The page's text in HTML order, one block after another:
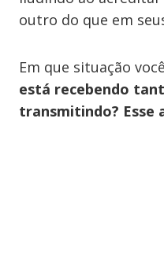
outro do que em
Em que situação
está recebendo
transmitindo? Esse